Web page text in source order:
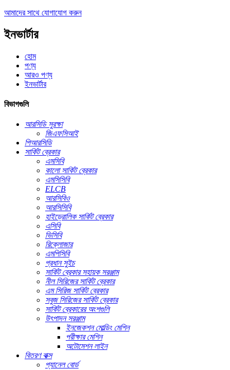
আমাদের সাথে যোগাযোগ করুন
ইনভার্টার
হোম
পণ্য
আরও পণ্য
ইনভার্টার
বিভাগগুলি
আরসিডি সুরক্ষা
জিএফসিআই
পিআরসিডি
সার্কিট ব্রেকার
এমসিবি
কালো সার্কিট ব্রেকার
এমসিসিবি
ELCB
আরসিবিও
আরসিসিবি
হাইড্রোলিক সার্কিট ব্রেকার
এসিবি
ভিসিবি
রিক্লোজার
এমপিসিবি
প্রধান সুইচ
সার্কিট ব্রেকার সহায়ক সরঞ্জাম
নীল সিরিজের সার্কিট ব্রেকার
এম সিরিজ সার্কিট ব্রেকার
সবুজ সিরিজের সার্কিট ব্রেকার
সার্কিট ব্রেকারের অংশগুলি
উৎপাদন সরঞ্জাম
ইনজেকশন মোল্ডিং মেশিন
পরীক্ষার মেশিন
অটোমেশন লাইন
বিতরণ বাক্স
প্যানেল বোর্ড